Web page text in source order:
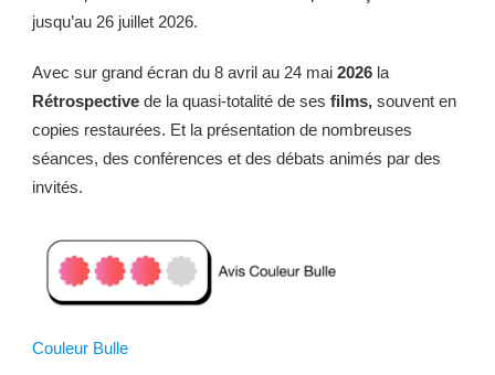
jusqu’au 26 juillet 2026.
Avec sur grand écran du 8 avril au 24 mai 2026 la
Rétrospective de la quasi-totalité de ses films, souvent en
copies restaurées. Et la présentation de nombreuses
séances, des conférences et des débats animés par des
invités.
Couleur Bulle